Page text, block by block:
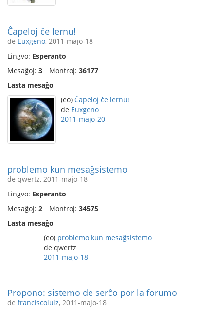
Ĉapeloj ĉe lernu!
de Euxgeno, 2011-majo-18
Lingvo: Esperanto
Mesaĝoj: 3 Montroj: 36177
Lasta mesaĝo
(eo) Ĉapeloj ĉe lernu!
de Euxgeno
2011-majo-20
problemo kun mesaĝsistemo
de qwertz, 2011-majo-18
Lingvo: Esperanto
Mesaĝoj: 2 Montroj: 34575
Lasta mesaĝo
(eo) problemo kun mesaĝsistemo
de qwertz
2011-majo-18
Propono: sistemo de serĉo por la forumo
de franciscoluiz, 2011-majo-18